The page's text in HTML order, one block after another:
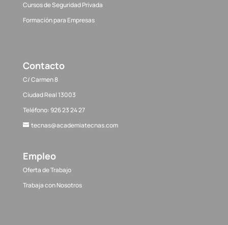
Cursos de Seguridad Privada
Formación para Empresas
Contacto
C/ Carmen 8
Ciudad Real 13003
Teléfono: 926 23 24 27
tecnas@academiatecnas.com
Empleo
Oferta de Trabajo
Trabaja con Nosotros